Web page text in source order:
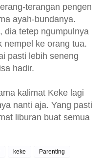
terangan pengen
ayah-bundanya.
dia tetep ngumpulnya
nempel ke orang tua.
pasti lebih seneng
hadir.
kalimat Keke lagi
nanti aja. Yang pasti
liburan buat semua
keke Parenting